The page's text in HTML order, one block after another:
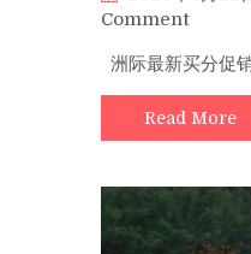
最
方
式！
Commenton
际
最
新
买
促
销
最
洲际最新买分促
Read More